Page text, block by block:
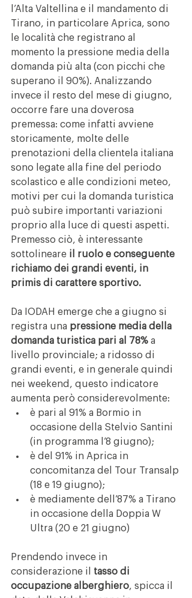
l’Alta Valtellina e il mandamento di
Tirano, in particolare Aprica, sono
le località che registrano al
momento la pressione media della
domanda più alta (con picchi che
superano il 90%). Analizzando
invece il resto del mese di giugno,
occorre fare una doverosa
premessa: come infatti avviene
storicamente, molte delle
prenotazioni della clientela italiana
sono legate alla fine del periodo
scolastico e alle condizioni meteo,
motivi per cui la domanda turistica
può subire importanti variazioni
proprio alla luce di questi aspetti.
Premesso ciò, è interessante
sottolineare il ruolo e conseguente
richiamo dei grandi eventi, in
primis di carattere sportivo.
Da IODAH emerge che a giugno si
registra una pressione media della
domanda turistica pari al 78% a
livello provinciale; a ridosso di
grandi eventi, e in generale quindi
nei weekend, questo indicatore
aumenta però considerevolmente:
è pari al 91% a Bormio in
occasione della Stelvio Santini
(in programma l’8 giugno);
è del 91% in Aprica in
concomitanza del Tour Transalp
(18 e 19 giugno);
è mediamente dell’87% a Tirano
in occasione della Doppia W
Ultra (20 e 21 giugno)
Prendendo invece in
considerazione il tasso di
occupazione alberghiero, spicca il